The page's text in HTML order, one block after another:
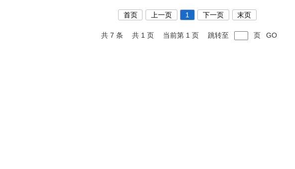
首页 上一页 1 下一页 末页
共 7 条 共 1 页 当前第 1 页 跳转至 页 GO